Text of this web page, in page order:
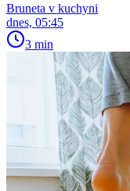
Bruneta v kuchyni
dnes, 05:45
3 min